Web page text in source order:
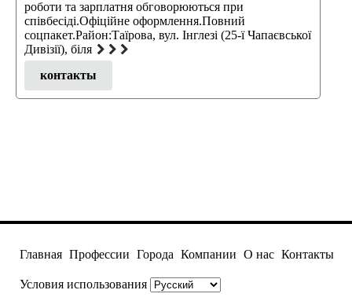
роботи та зарплатня обговорюються при
співбесіді.Офіційне оформлення.Повний
соцпакет.Район:Таїрова, вул. Інглезі (25-ї Чапаєвської
Дивізії), біля
контакты
Главная Профессии Города Компании О нас Контакты
Условия использования